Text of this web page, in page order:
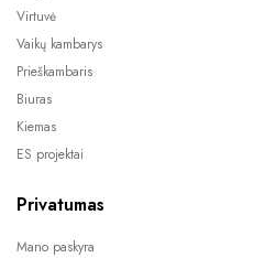
Virtuvė
Vaikų kambarys
Prieškambaris
Biuras
Kiemas
ES projektai
Privatumas
Mano paskyra